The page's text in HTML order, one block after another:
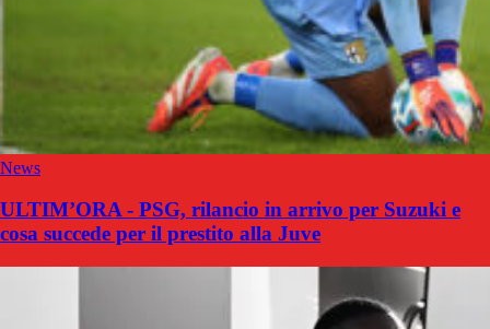
News
ULTIM’ORA - PSG, rilancio in arrivo per Suzuki e
cosa succede per il prestito alla Juve